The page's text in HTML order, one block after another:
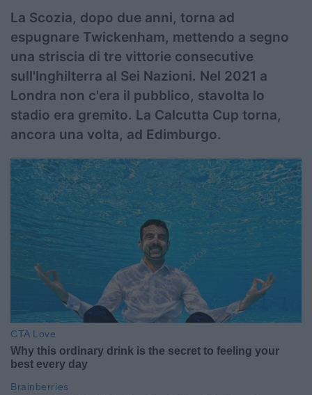
La Scozia, dopo due anni, torna ad
espugnare Twickenham, mettendo a segno
una striscia di tre vittorie consecutive
sull'Inghilterra al Sei Nazioni. Nel 2021 a
Londra non c'era il pubblico, stavolta lo
stadio era gremito. La Calcutta Cup torna,
ancora una volta, ad Edimburgo.